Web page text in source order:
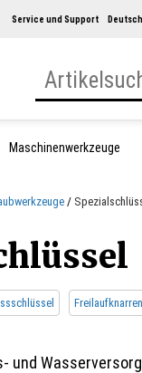
Service und Support Deutsch
Maschinenwerkzeuge
und